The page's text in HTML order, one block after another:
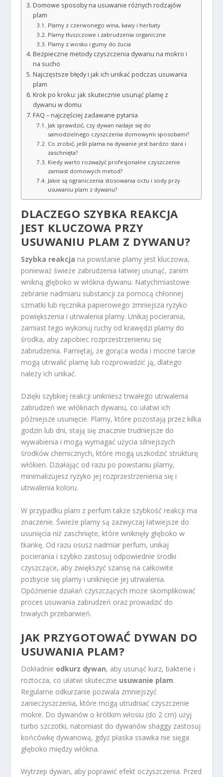
Domowe sposoby na usuwanie różnych rodzajów
plam
Plamy z czerwonego wina, kawy i herbaty
Plamy tłuszczowe i zabrudzenia organiczne
Plamy z wosku i gumy do żucia
Bezpieczne metody czyszczenia dywanu na mokro i
na sucho
Najczęstsze błędy i jak ich unikać podczas usuwania
plam
Krok po kroku: jak skutecznie usunąć plamę z
dywanu w domu
FAQ – najczęściej zadawane pytania
Jak sprawdzić, czy dywan nadaje się do
samodzielnego czyszczenia domowymi sposobami?
Co zrobić, jeśli plama na dywanie jest bardzo stara i
zaschnięta?
Kiedy warto rozważyć profesjonalne czyszczenie
zamiast domowych metod?
Jakie są ograniczenia stosowania octu i sody przy
usuwaniu plam z dywanu?
DLACZEGO SZYBKA REAKCJA
JEST KLUCZOWA PRZY
USUWANIU PLAM Z DYWANU?
Szybka reakcja na powstanie plamy jest kluczowa,
ponieważ świeże zabrudzenia łatwiej usunąć, zanim
wnikną głęboko w włókna dywanu. Natychmiastowe
zebranie nadmiaru substancji za pomocą chłonnej
szmatki lub ręcznika papierowego zmniejsza ryzyko
powiększenia i utrwalenia plamy. Unikaj pocierania,
zamiast tego wykonuj ruchy od krawędzi plamy do
środka, aby zapobiec rozprzestrzenieniu się
zabrudzenia. Pamiętaj, że gorąca woda i mocne tarcie
mogą utrwalić plamę lub rozprowadzić ją, dlatego
należy ich unikać.
Dzięki szybkiej reakcji unikniesz trwałego utrwalenia
zabrudzeń we włóknach dywanu, co ułatwi ich
późniejsze usunięcie. Plamy, które pozostają przez kilka
godzin lub dni, stają się znacznie trudniejsze do
wywabienia i mogą wymagać użycia silniejszych
środków chemicznych, które mogą uszkodzić strukturę
włókien. Działając od razu po powstaniu plamy,
minimalizujesz ryzyko jej rozprzestrzenienia się i
utrwalenia koloru.
W przypadku plam z perfum także szybkość reakcji ma
znaczenie. Świeże plamy są zazwyczaj łatwiejsze do
usunięcia niż zaschnięte, które wniknęły głęboko w
tkankę. Od razu osusz nadmiar perfum, unikaj
pocierania i szybko zastosuj odpowiednie środki
czyszczące, aby zwiększyć szansę na całkowite
pozbycie się plamy i uniknięcie jej utrwalenia.
Opóźnienie działań czyszczących może skomplikować
proces usuwania zabrudzeń oraz prowadzić do
trwałych przebarwień.
JAK PRZYGOTOWAĆ DYWAN DO
USUWANIA PLAM?
Dokładnie odkurz dywan, aby usunąć kurz, bakterie i
roztocza, co ułatwi skuteczne usuwanie plam.
Regularne odkurzanie pozwala zmniejszyć
zanieczyszczenia, które mogą utrudniać czyszczenie
mokre. Do dywanów o krótkim włosiu (do 2 cm) użyj
turbo szczotki, natomiast do dywanów shaggy zastosuj
końcówkę dywanową, gdyż płaska ssawka nie sięga
głęboko między włókna.
Wytrzep dywan, aby poprawić efekt oczyszczenia. Przed